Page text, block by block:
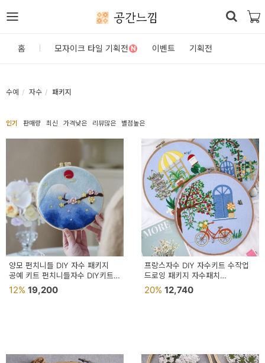
공간느낌
카
리
DIY
자
재/
용
품
침
홈 모자이크 타일 기획전 N 이벤트 기획전
수예 자수 패키지
인기 판매량 최신 가격낮은 리뷰많은 별점높은
양모 펀치니들 DIY 자수 패키지
공예 키트 펀치니들자수 DIY키트
펀치니들재료
12% 19,200
프랑스자수 DIY 자수키트 수작업
드로잉 패키지 자수패치
프랑스자수재료 프랑스자수공방
20% 12,740